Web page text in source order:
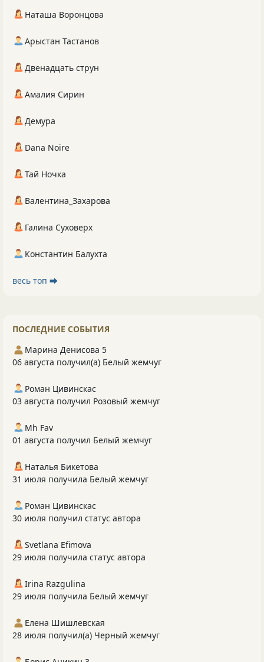
Наташа Воронцова
Арыстан Тастанов
Двенадцать струн
Амалия Сирин
Демура
Dana Noire
Тай Ночка
Валентина_Захарова
Галина Суховерх
Константин Балухта
весь топ ⮕
ПОСЛЕДНИЕ СОБЫТИЯ
Марина Денисова 5
06 августа получил(а) Белый жемчуг
Роман Цивинскас
03 августа получил Розовый жемчуг
Mh Fav
01 августа получил Белый жемчуг
Наталья Бикетова
31 июля получила Белый жемчуг
Роман Цивинскас
30 июля получил статус автора
Svetlana Efimova
29 июля получила статус автора
Irina Razgulina
29 июля получила Белый жемчуг
Елена Шишлевская
28 июля получил(а) Черный жемчуг